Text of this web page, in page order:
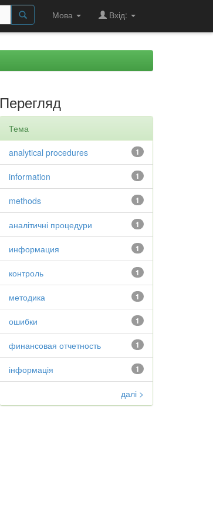
Мова Вхід:
Перегляд
Тема
1
analytical procedures
1
information
1
methods
1
аналітичні процедури
1
информация
1
контроль
1
методика
1
ошибки
1
финансовая отчетность
1
інформація
далі >